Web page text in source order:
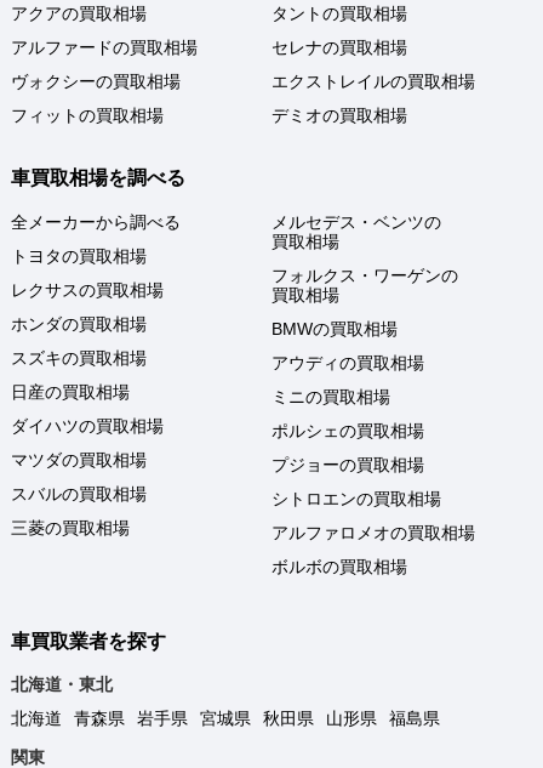
アクアの買取相場
アルファードの買取相場
ヴォクシーの買取相場
フィットの買取相場
タントの買取相場
セレナの買取相場
エクストレイルの買取相場
デミオの買取相場
車買取相場を調べる
全メーカーから調べる
トヨタの買取相場
レクサスの買取相場
ホンダの買取相場
スズキの買取相場
日産の買取相場
ダイハツの買取相場
マツダの買取相場
スバルの買取相場
三菱の買取相場
メルセデス・ベンツの
買取相場
フォルクス・ワーゲンの
買取相場
BMWの買取相場
アウディの買取相場
ミニの買取相場
ポルシェの買取相場
プジョーの買取相場
シトロエンの買取相場
アルファロメオの買取相場
ボルボの買取相場
車買取業者を探す
北海道・東北
北海道
青森県 岩手県 宮城県 秋田県 山形県
福島県
関東